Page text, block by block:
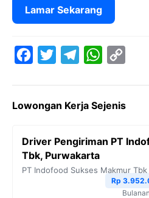
Lamar Sekarang
e
o
o
t
e
e
r
a
W
t
A
p
y
i
k
Lowongan Kerja Sejenis
Driver Pengiriman PT
Tbk, Purwakarta
PT Indofood Sukses Makmur Tbk
Rp
Bulanan